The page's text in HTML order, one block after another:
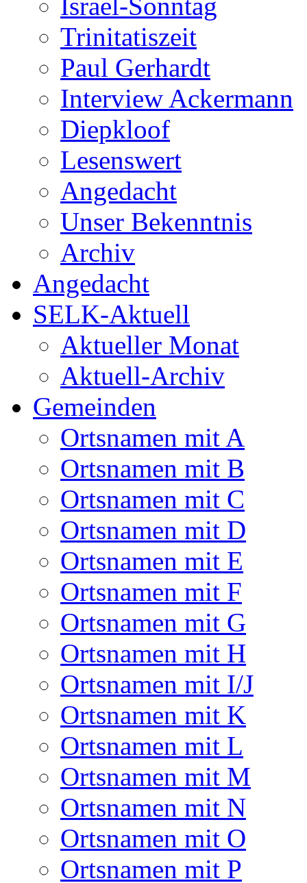
Trinitatiszeit
Paul Gerhardt
Interview Ackermann
Diepkloof
Lesenswert
Angedacht
Unser Bekenntnis
Archiv
Angedacht
SELK-Aktuell
Aktueller Monat
Aktuell-Archiv
Gemeinden
Ortsnamen mit A
Ortsnamen mit B
Ortsnamen mit C
Ortsnamen mit D
Ortsnamen mit E
Ortsnamen mit F
Ortsnamen mit G
Ortsnamen mit H
Ortsnamen mit I/J
Ortsnamen mit K
Ortsnamen mit L
Ortsnamen mit M
Ortsnamen mit N
Ortsnamen mit O
Ortsnamen mit P